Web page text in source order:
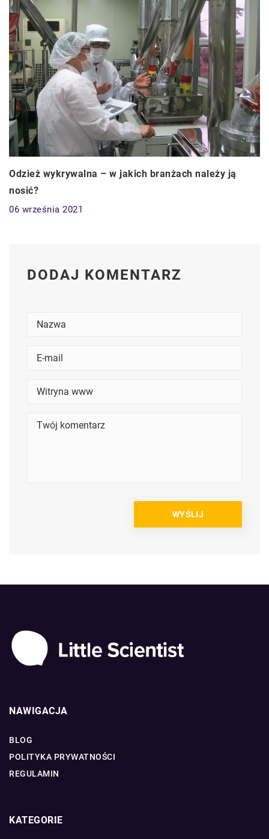
Odzież wykrywalna – w jakich branżach należy ją
nosić?
06 września 2021
DODAJ KOMENTARZ
NAWIGACJA
BLOG
POLITYKA PRYWATNOŚCI
REGULAMIN
KATEGORIE